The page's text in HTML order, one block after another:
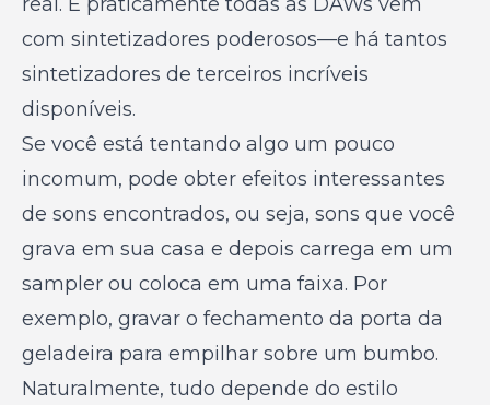
com sintetizadores poderosos—e há tantos
sintetizadores de terceiros incríveis
disponíveis.
Se você está tentando algo um pouco
incomum, pode obter efeitos interessantes
de sons encontrados, ou seja, sons que você
grava em sua casa e depois carrega em um
sampler ou coloca em uma faixa. Por
exemplo, gravar o fechamento da porta da
geladeira para empilhar sobre um bumbo.
Naturalmente, tudo depende do estilo